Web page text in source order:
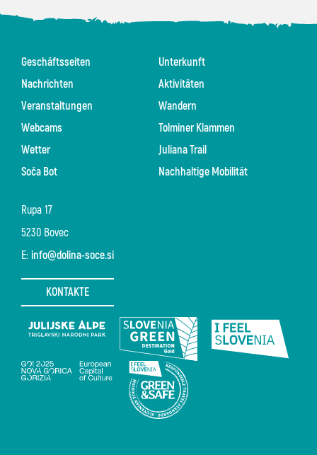
Rupa 17
5230 Bovec
E: info@dolina-soce.si
KONTAKTE
Geschäftsseiten
Nachrichten
Veranstaltungen
Webcams
Wetter
Soča Bot
Unterkunft
Aktivitäten
Wandern
Tolminer Klammen
Juliana Trail
Nachhaltige Mobilität